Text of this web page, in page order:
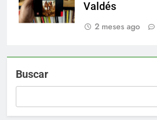
Valdés
2 meses ago
Buscar